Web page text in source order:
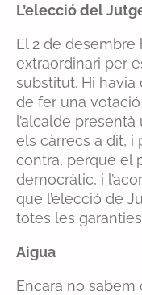
L’elecció del
El 2 de
extraordinari per
substitut. Hi havia
de fer una votació
l’alcalde
els càrrecs a dit, i
contra, perquè el
democràtic, i
que l’elecció de
totes les
Aigua
Encara no sabem